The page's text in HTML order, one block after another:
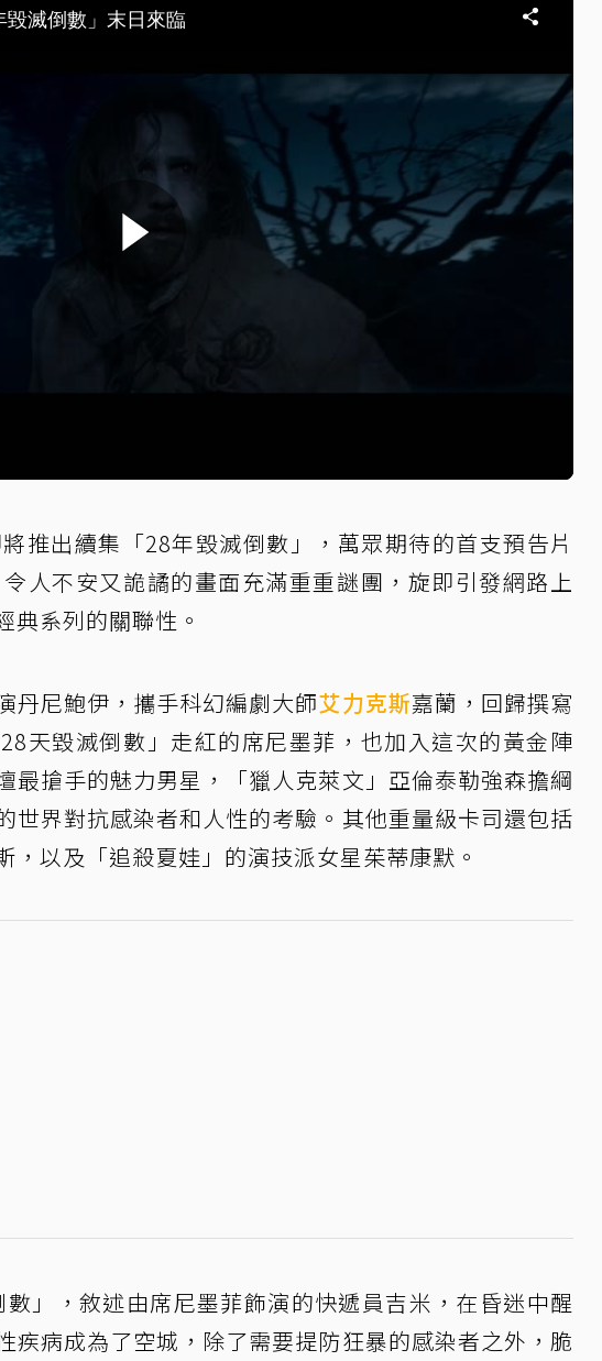
推出續集「28年毀滅倒數」，萬眾期待的首支預告片
人不安又詭譎的畫面充滿重重謎團，旋即引發網路上
典系列的關聯性。
丹尼鮑伊，攜手科幻編劇大師艾力克斯嘉蘭，回歸撰寫
天毀滅倒數」走紅的席尼墨菲，也加入這次的黃金陣
最搶手的魅力男星，「獵人克萊文」亞倫泰勒強森擔綱
世界對抗感染者和人性的考驗。其他重量級卡司還包括
，以及「追殺夏娃」的演技派女星茱蒂康默。
」，敘述由席尼墨菲飾演的快遞員吉米，在昏迷中醒
疾病成為了空城，除了需要提防狂暴的感染者之外，脆